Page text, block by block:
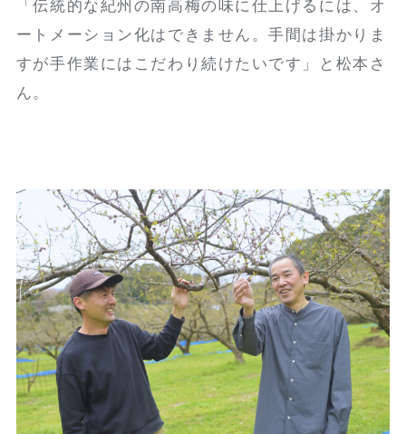
「伝統的な紀州の南高梅の味に仕上げるには、オ
ートメーション化はできません。手間は掛かりま
すが手作業にはこだわり続けたいです」と松本さ
ん。